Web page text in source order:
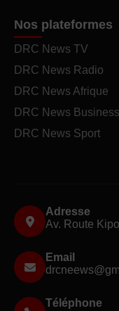
Nos plateformes
DRC News TV
DRC News Radio
DRC News Afrique
DRC News Business
DRC News Sport
Adresse
Av. Route
Email
Téléphone